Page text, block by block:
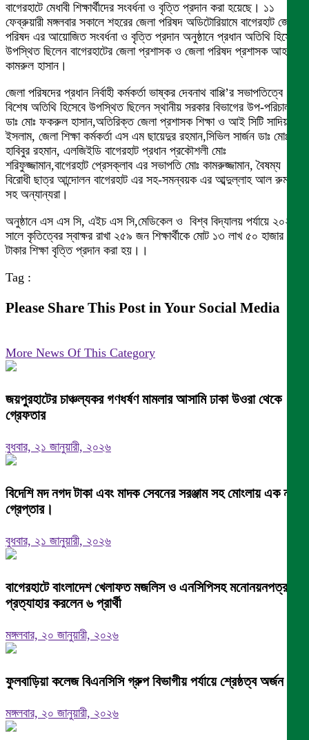
বাগেরহাটে মেধাবী শিক্ষার্থীদের সংবর্ধনা ও বৃত্তি প্রদান করা হয়েছে। ১১
ফেব্রুয়ারী মঙ্গলবার সকালে শহরের জেলা পরিষদ অডিটোরিয়ামে বাগেরহাট জেলা
পরিষদ এর আয়োজিত সংবর্ধনা ও বৃত্তি প্রদান অনুষ্ঠানে প্রধান অতিথি হিসেবে
উপস্থিত ছিলেন বাগেরহাটের জেলা প্রশাসক ও জেলা পরিষদ প্রশাসক আহমেদ
কামরুল হাসান।
জেলা পরিষদের প্রধান নির্বাহী কর্মকর্তা ভাষ্কর দেবনাথ বাপ্পি’র সভাপতিত্বে
বিশেষ অতিথি হিসেবে উপস্থিত ছিলেন স্থানীয় সরকার বিভাগের উপ-পরিচালক
ডাঃ মোঃ ফকরুল হাসান,অতিরিক্ত জেলা প্রশাসক শিক্ষা ও আই সিটি সাদিয়া
ইসলাম, জেলা শিক্ষা কর্মকর্তা এস এম ছায়েদুর রহমান,সিভিল সার্জন ডাঃ মোঃ
হাবিবুর রহমান, এলজিইডি বাগেরহাট প্রধান প্রকৌশলী মোঃ
শরিফুজ্জামান,বাগেরহাট প্রেসক্লাব এর সভাপতি মোঃ কামরুজ্জামান, বৈষম্য
বিরোধী ছাত্র আন্দোলন বাগেরহাট এর সহ-সমন্বয়ক এর আব্দুল্লাহ আল রুমান
সহ অন্যান্যরা।
অনুষ্ঠানে এস এস সি, এইচ এস সি,মেডিকেল ও বিশ্ব বিদ্যালয় পর্যায়ে ২০২৩
সালে কৃতিত্বের স্বাক্ষর রাখা ২৫৯ জন শিক্ষার্থীকে মোট ১৩ লাখ ৫০ হাজার
টাকার শিক্ষা বৃত্তি প্রদান করা হয়।।
Tag :
Please Share This Post in Your Social Media
More News Of This Category
জয়পুরহাটের চাঞ্চল্যকর গণধর্ষণ মামলার আসামি ঢাকা উওরা থেকে
গ্রেফতার
বুধবার, ২১ জানুয়ারী, ২০২৬
বিদেশি মদ নগদ টাকা এবং মাদক সেবনের সরঞ্জাম সহ মোংলায় এক নারী
গ্রেপ্তার।
বুধবার, ২১ জানুয়ারী, ২০২৬
বাগেরহাটে বাংলাদেশ খেলাফত মজলিস ও এনসিপিসহ মনোনয়নপত্র
প্রত্যাহার করলেন ৬ প্রার্থী
মঙ্গলবার, ২০ জানুয়ারী, ২০২৬
ফুলবাড়িয়া কলেজ বিএনসিসি গ্রুপ বিভাগীয় পর্যায়ে শ্রেষ্ঠত্ব অর্জন।
মঙ্গলবার, ২০ জানুয়ারী, ২০২৬